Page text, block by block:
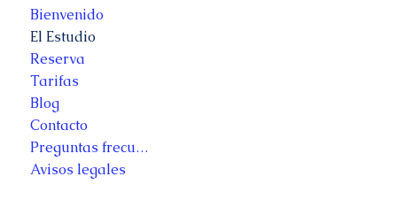
Bienvenido
El Estudio
Reserva
Tarifas
Blog
Contacto
Preguntas frecuentes
Avisos legales